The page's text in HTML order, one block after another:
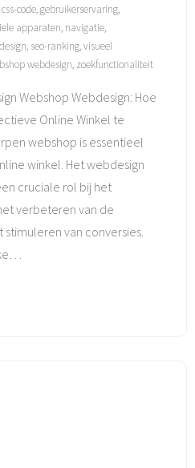
css-code,gebruikerservaring,
apparaten, navigatie,
, seo-ranking,visueel
webdesign, zoekfunctionaliteit
Webshop Webdesign: Hoe
Online Winkel te
webshop is essentieel
winkel. Het webdesign
cruciale rol bij het
verbeteren van de
van conversies.
…